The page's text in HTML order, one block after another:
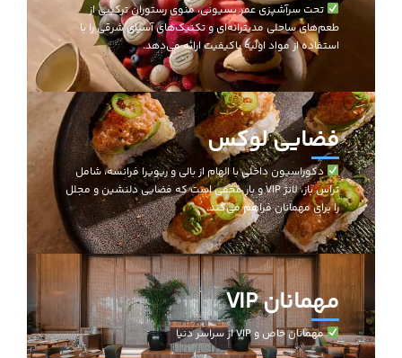
تحت سرآشپزی عمر بسیونی، منوی رستوران ترکیبی از
طعم‌های ساحلی مدیترانه‌ای و تکنیک‌های آسیای شرقی را با
استفاده از مواد اولیه باکیفیت ارائه می‌دهد.
فضایی لوکس
دکوراسیون داخلی با الهام از بالی و ریویرا فرانسه، شامل
تراس باز، لانژ VIP و بار مخفی است که فضایی دلنشین و مجلل
را برای مهمانان فراهم می‌کند.
مهمانان VIP
مهمانان خاص و VIP از سراسر دنیا